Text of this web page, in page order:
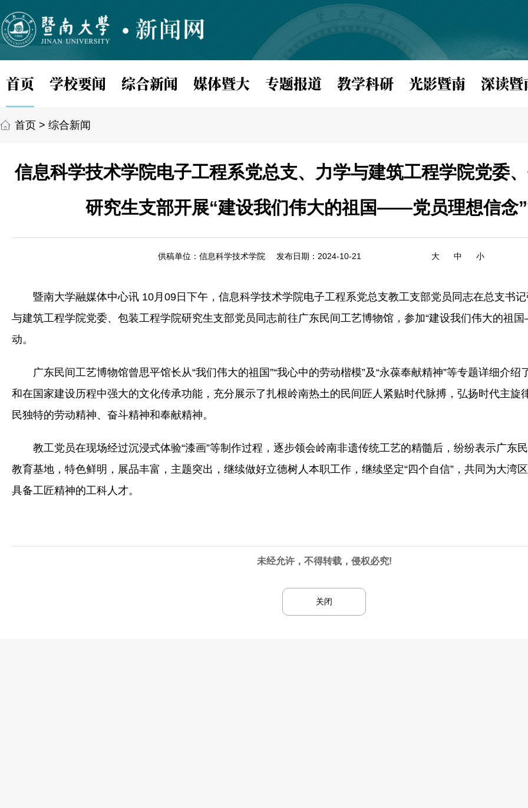
首页 学校要闻 综合新闻 媒体暨大 专题报道 教学科研 光影暨南 深读暨
首页 > 综合新闻
信息科学技术学院电子工程系党总支、力学与建筑工程学院党委
研究生支部开展“建设我们伟大的祖国——党员理想信念
供稿单位：信息科学技术学院 发布日期：2024-10-21 大 中 小
暨南大学融媒体中心讯 10月09日下午，信息科学技术学院电子工程系党总支教工支部党员同志在总支书
与建筑工程学院党委、包装工程学院研究生支部党员同志前往广东民间工艺博物馆，参加“建设我们伟大的祖
动。
广东民间工艺博物馆曾思平馆长从“我们伟大的祖国”“我心中的劳动楷模”及“永葆奉献精神”等专题详细介绍
和在国家建设历程中强大的文化传承功能，充分展示了扎根岭南热土的民间匠人紧贴时代脉搏，弘扬时代主旋
民独特的劳动精神、奋斗精神和奉献精神。
教工党员在现场经过沉浸式体验“漆画”等制作过程，逐步领会岭南非遗传统工艺的精髓后，纷纷表示广东
教育基地，特色鲜明，展品丰富，主题突出，继续做好立德树人本职工作，继续坚定“四个自信” ，共同为大湾
具备工匠精神的工科人才。
未经允许，不得转载，侵权必究!
关闭